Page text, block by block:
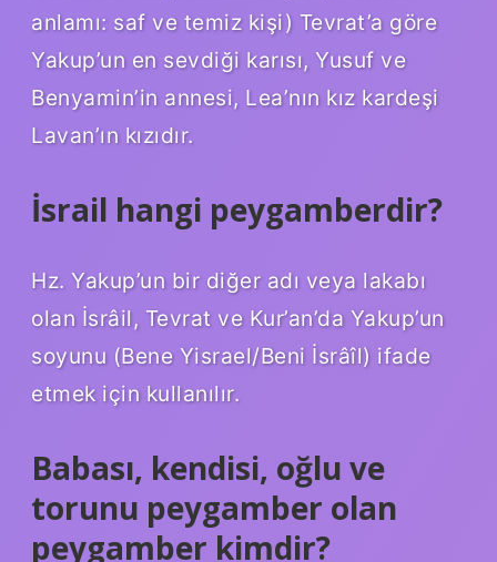
anlamı: saf ve temiz kişi) Tevrat’a göre
Yakup’un en sevdiği karısı, Yusuf ve
Benyamin’in annesi, Lea’nın kız kardeşi
Lavan’ın kızıdır.
İsrail hangi peygamberdir?
Hz. Yakup’un bir diğer adı veya lakabı
olan İsrâil, Tevrat ve Kur’an’da Yakup’un
soyunu (Bene Yisrael/Beni İsrâîl) ifade
etmek için kullanılır.
Babası, kendisi, oğlu ve
torunu peygamber olan
peygamber kimdir?